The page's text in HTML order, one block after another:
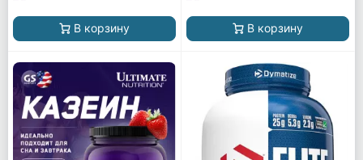
В корзину В корзину